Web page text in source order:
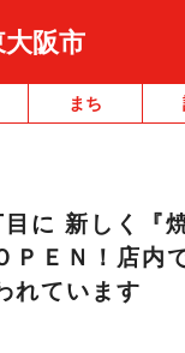
大阪市
まち
目に 新しく『
ＰＥＮ！店内
れています